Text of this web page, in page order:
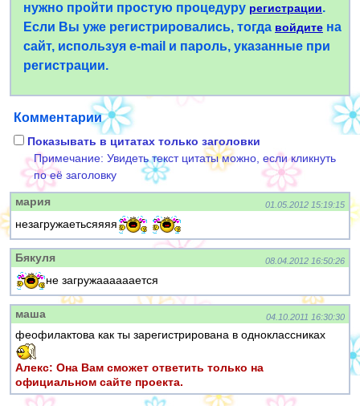
нужно пройти простую процедуру регистрации.
Если Вы уже регистрировались, тогда войдите на
сайт, используя e-mail и пароль, указанные при
регистрации.
Комментарии
Показывать в цитатах только заголовки
Примечание: Увидеть текст цитаты можно, если кликнуть
по её заголовку
мария 01.05.2012 15:19:15
незагружаетьсяяяя
Бякуля 08.04.2012 16:50:26
не загружаааааается
маша 04.10.2011 16:30:30
феофилактова как ты зарегистрирована в одноклассниках
Алекс: Она Вам сможет ответить только на
официальном сайте проекта.